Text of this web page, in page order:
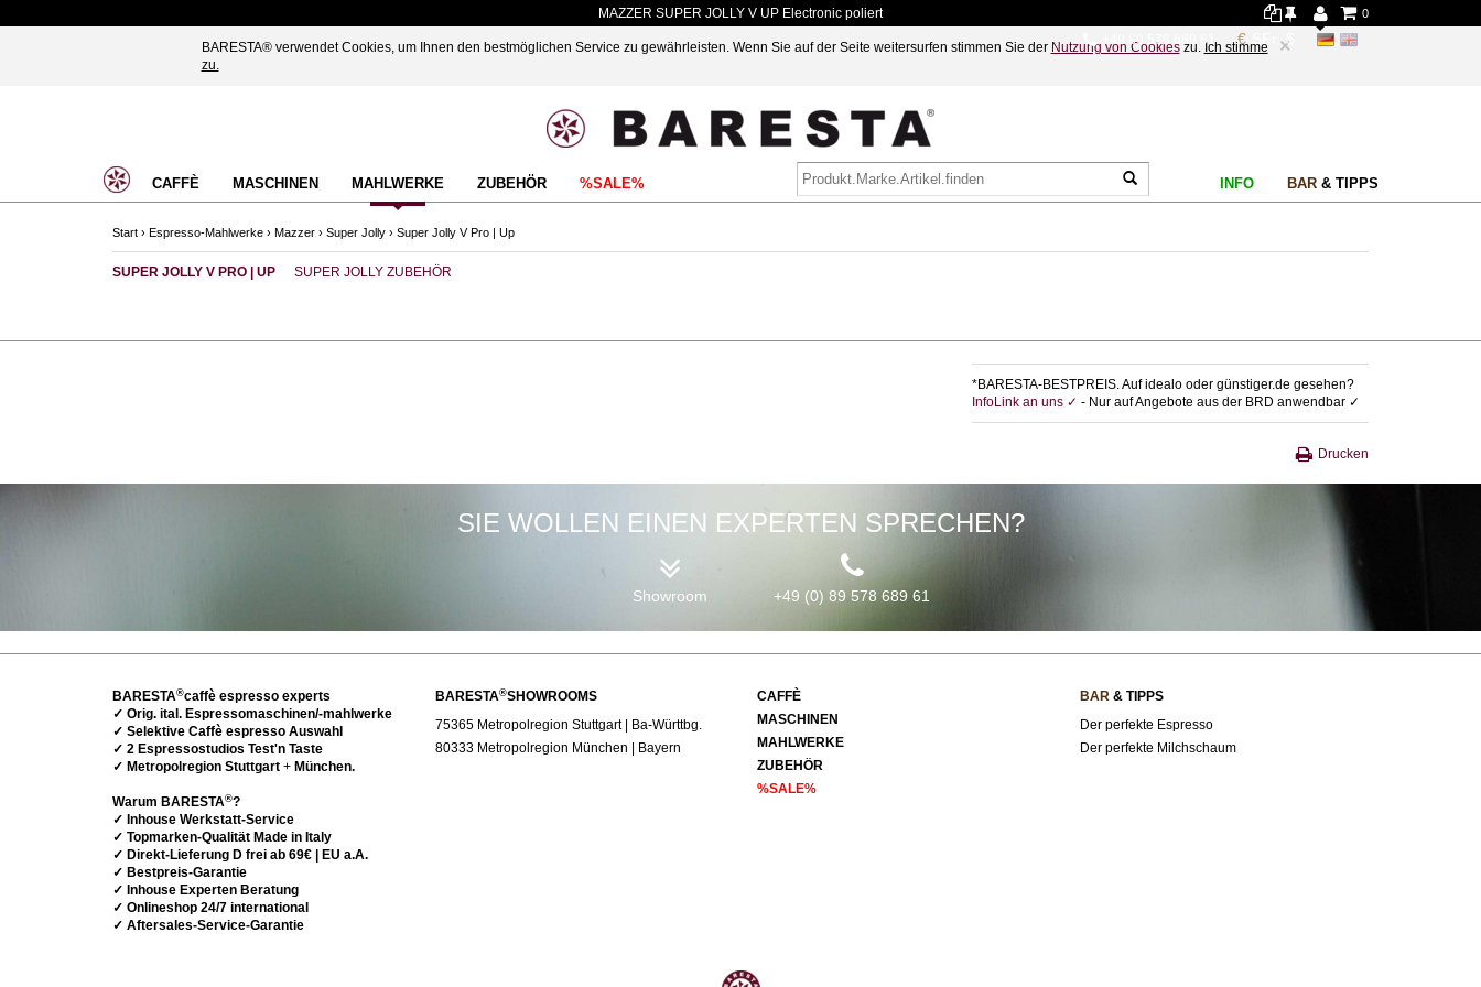
BARESTA® verwendet Cookies, um Ihnen den bestmöglichen Service zu gewährleisten. Wenn Sie auf der Seite weitersurfen stimmen Sie der Nutzung von Cookieszu. Ich stimme
zu.
×
MAZZER SUPER JOLLY V UP Electronic poliert 0
+49 89 578 689 61
CAFFÈ MASCHINEN MAHLWERKE ZUBEHÖR %SALE% BAR& TIPPS
INFO
Start › Espresso-Mahlwerke › Mazzer › Super Jolly › Super Jolly V Pro | Up
SUPER JOLLY V PRO | UP SUPER JOLLY ZUBEHÖR
*BARESTA-BESTPREIS. Auf idealo oder günstiger.de gesehen?
InfoLink an uns ✓ - Nur auf Angebote aus der BRD anwendbar ✓
Drucken
SIE WOLLEN EINEN EXPERTEN SPRECHEN?
Showroom +49 (0) 89 578 689 61
BARESTA®caffè espresso experts
✓ Orig. ital. Espressomaschinen/-mahlwerke
✓ Selektive Caffè espresso Auswahl
✓ 2 Espressostudios Test'n Taste
✓ Metropolregion Stuttgart + München.
Warum BARESTA®?
✓ Inhouse Werkstatt-Service
✓ Topmarken-Qualität Made in Italy
✓ Direkt-Lieferung D frei ab 69€ | EU a.A.
✓ Bestpreis-Garantie
✓ Inhouse Experten Beratung
✓ Onlineshop 24/7 international
✓ Aftersales-Service-Garantie
BARESTA®SHOWROOMS
75365 Metropolregion Stuttgart | Ba-Württbg.
80333 Metropolregion München | Bayern
CAFFÈ
MASCHINEN
MAHLWERKE
ZUBEHÖR
%SALE%
BAR& TIPPS
Der perfekte Espresso
Der perfekte Milchschaum